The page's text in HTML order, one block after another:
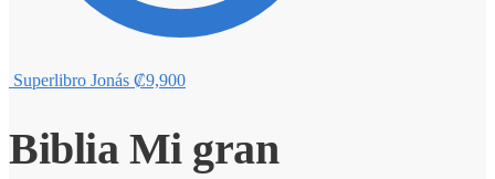
Superlibro Jonás ₡9,900
Biblia Mi gran